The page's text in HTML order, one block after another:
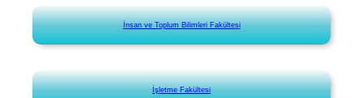
İnsan ve Toplum Bilimleri Fakültesi
İşletme Fakültesi